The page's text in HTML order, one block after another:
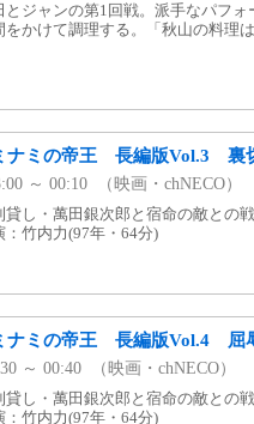
とジャンの第1回戦。派手なパフ
をかけて調理する。「秋山の料理
ナミの帝王 長編版Vol.3 裏
～ 00:10 （映画・chNECO）
貸し・萬田銀次郎と宿命の敵との
：竹内力(97年・64分)
ナミの帝王 長編版Vol.4 屈
～ 00:40 （映画・chNECO）
貸し・萬田銀次郎と宿命の敵との
：竹内力(97年・64分)